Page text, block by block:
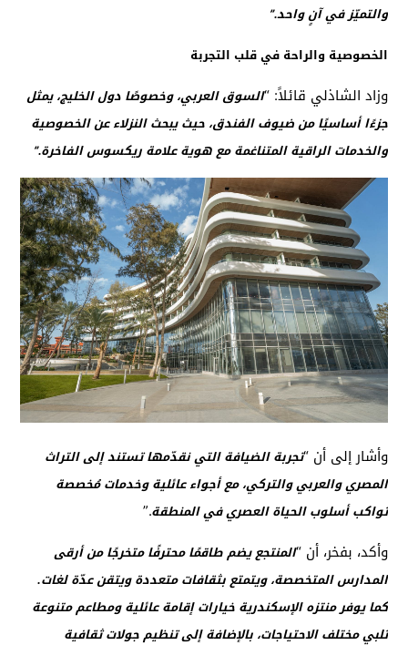
والتميّز في آنٍ واحد.”
الخصوصية والراحة في قلب التجربة
وزاد الشاذلي قائلاً: “السوق العربي، وخصوصًا دول الخليج، يمثل
جزءًا أساسيًا من ضيوف الفندق، حيث يبحث النزلاء عن الخصوصية
والخدمات الراقية المتناغمة مع هوية علامة ريكسوس الفاخرة.”
وأشار إلى أن “تجربة الضيافة التي نقدّمها تستند إلى التراث
المصري والعربي والتركي، مع أجواء عائلية وخدمات مُخصصة
تواكب أسلوب الحياة العصري في المنطقة.”
وأكد، بفخر، أن “المنتجع يضم طاقمًا محترفًا متخرجًا من أرقى
المدارس المتخصصة، ويتمتع بثقافات متعددة ويتقن عدّة لغات.
كما يوفر منتزه الإسكندرية خيارات إقامة عائلية ومطاعم متنوعة
تلبي مختلف الاحتياجات، بالإضافة إلى تنظيم جولات ثقافية